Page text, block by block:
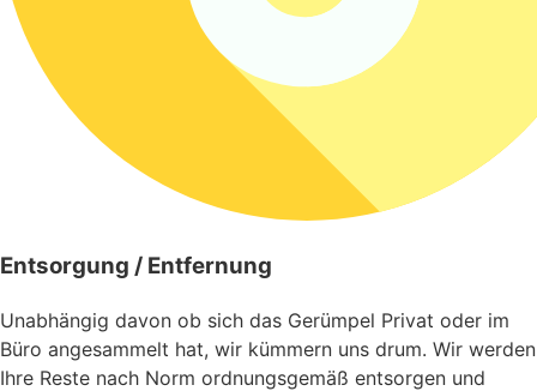
Entsorgung / Entfernung
Unabhängig davon ob sich das Gerümpel Privat oder im
Büro angesammelt hat, wir kümmern uns drum. Wir werden
Ihre Reste nach Norm ordnungsgemäß entsorgen und